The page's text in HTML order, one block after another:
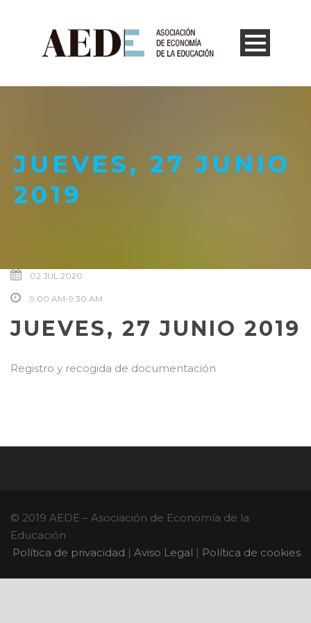
JUEVES, 27 JUNIO
2019
02 JUL 2020
9:00 AM-9:30 AM
JUEVES, 27 JUNIO 2019
Registro y recogida de documentación
© 2019 AEDE – Asociación de Economía de la
Educación
Política de privacidad | Aviso Legal | Política de cookies